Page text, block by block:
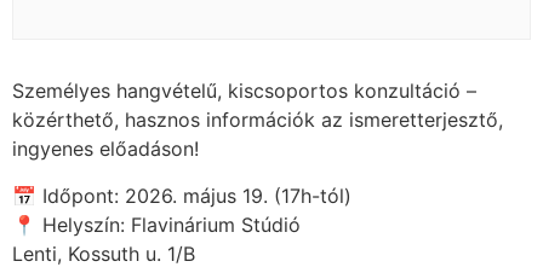
Személyes hangvételű, kiscsoportos konzultáció –
közérthető, hasznos információk az ismeretterjesztő,
ingyenes előadáson!
📅 Időpont: 2026. május 19. (17h-tól)
📍 Helyszín: Flavinárium Stúdió
Lenti, Kossuth u. 1/B